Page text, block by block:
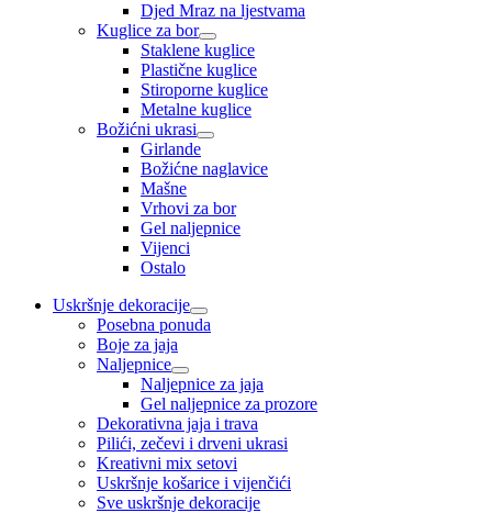
Djed Mraz na ljestvama
Kuglice za bor
Staklene kuglice
Plastične kuglice
Stiroporne kuglice
Metalne kuglice
Božićni ukrasi
Girlande
Božićne naglavice
Mašne
Vrhovi za bor
Gel naljepnice
Vijenci
Ostalo
Uskršnje dekoracije
Posebna ponuda
Boje za jaja
Naljepnice
Naljepnice za jaja
Gel naljepnice za prozore
Dekorativna jaja i trava
Pilići, zečevi i drveni ukrasi
Kreativni mix setovi
Uskršnje košarice i vijenčići
Sve uskršnje dekoracije